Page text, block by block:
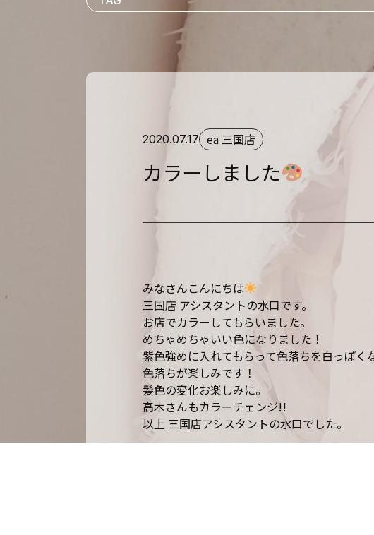
2020.07.17 ea 三国店
カラーしました
みなさんこんにちは
三国店 アシスタントの水口です。
お店でカラーしてもらいました。
めちゃめちゃいい色になりました！
紫色強めに入れてもらって色落ちを白っぽく
色落ちが楽しみです！
髪色の変化お楽しみに。
高木さんもカラーチェンジ!!
以上 三国店アシスタントの水口でした。